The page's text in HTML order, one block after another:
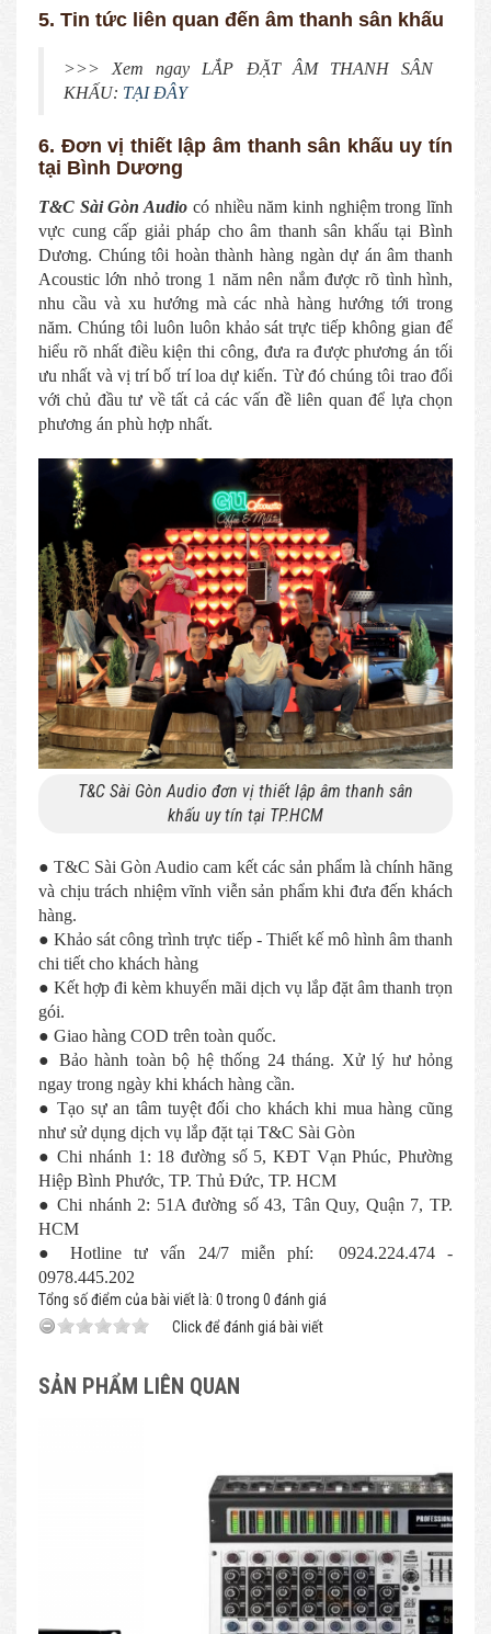
5. Tin tức liên quan đến âm thanh sân khấu
>>> Xem ngay LẮP ĐẶT ÂM THANH SÂN
KHẤU: TẠI ĐÂY
6. Đơn vị thiết lập âm thanh sân khấu uy tín
tại Bình Dương
T&C Sài Gòn Audio có nhiều năm kinh nghiệm trong lĩnh
vực cung cấp giải pháp cho âm thanh sân khấu tại Bình
Dương. Chúng tôi hoàn thành hàng ngàn dự án âm thanh
Acoustic lớn nhỏ trong 1 năm nên nắm được rõ tình hình,
nhu cầu và xu hướng mà các nhà hàng hướng tới trong
năm. Chúng tôi luôn luôn khảo sát trực tiếp không gian để
hiểu rõ nhất điều kiện thi công, đưa ra được phương án tối
ưu nhất và vị trí bố trí loa dự kiến. Từ đó chúng tôi trao đổi
với chủ đầu tư về tất cả các vấn đề liên quan để lựa chọn
phương án phù hợp nhất.
T&C Sài Gòn Audio đơn vị thiết lập âm thanh sân
khấu uy tín tại TP.HCM
● T&C Sài Gòn Audio cam kết các sản phẩm là chính hãng
và chịu trách nhiệm vĩnh viễn sản phẩm khi đưa đến khách
hàng.
● Khảo sát công trình trực tiếp - Thiết kế mô hình âm thanh
chi tiết cho khách hàng
● Kết hợp đi kèm khuyến mãi dịch vụ lắp đặt âm thanh trọn
gói.
● Giao hàng COD trên toàn quốc.
● Bảo hành toàn bộ hệ thống 24 tháng. Xử lý hư hỏng
ngay trong ngày khi khách hàng cần.
● Tạo sự an tâm tuyệt đối cho khách khi mua hàng cũng
như sử dụng dịch vụ lắp đặt tại T&C Sài Gòn
● Chi nhánh 1: 18 đường số 5, KĐT Vạn Phúc, Phường
Hiệp Bình Phước, TP. Thủ Đức, TP. HCM
● Chi nhánh 2: 51A đường số 43, Tân Quy, Quận 7, TP.
HCM
● Hotline tư vấn 24/7 miễn phí: 0924.224.474 -
0978.445.202
Tổng số điểm của bài viết là: 0 trong 0 đánh giá
Click để đánh giá bài viết
SẢN PHẨM LIÊN QUAN